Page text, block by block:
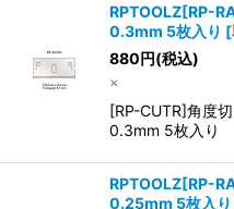
RPTOOLZ[RP-
0.3mm 5枚入り [
880円(税込)
×
[RP-CUTR]角度
0.3mm 5枚入り
RPTOOLZ[RP-
0.25mm 5枚入り